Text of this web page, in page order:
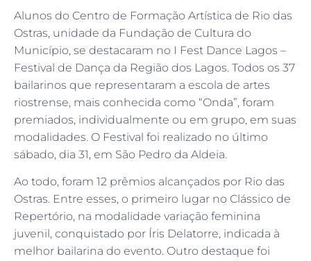
Alunos do Centro de Formação Artística de Rio das
Ostras, unidade da Fundação de Cultura do
Município, se destacaram no I Fest Dance Lagos –
Festival de Dança da Região dos Lagos. Todos os 37
bailarinos que representaram a escola de artes
riostrense, mais conhecida como “Onda”, foram
premiados, individualmente ou em grupo, em suas
modalidades. O Festival foi realizado no último
sábado, dia 31, em São Pedro da Aldeia.
Ao todo, foram 12 prêmios alcançados por Rio das
Ostras. Entre esses, o primeiro lugar no Clássico de
Repertório, na modalidade variação feminina
juvenil, conquistado por Íris Delatorre, indicada à
melhor bailarina do evento. Outro destaque foi